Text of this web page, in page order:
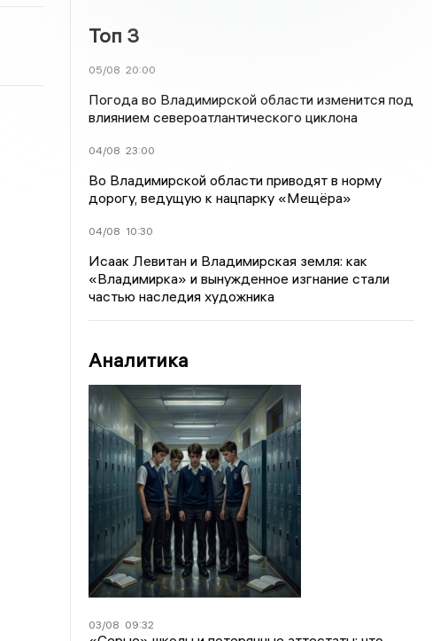
Топ 3
05/08 20:00
Погода во Владимирской области изменится под
влиянием североатлантического циклона
04/08 23:00
Во Владимирской области приводят в норму
дорогу, ведущую к нацпарку «Мещёра»
04/08 10:30
Исаак Левитан и Владимирская земля: как
«Владимирка» и вынужденное изгнание стали
частью наследия художника
Аналитика
03/08 09:32